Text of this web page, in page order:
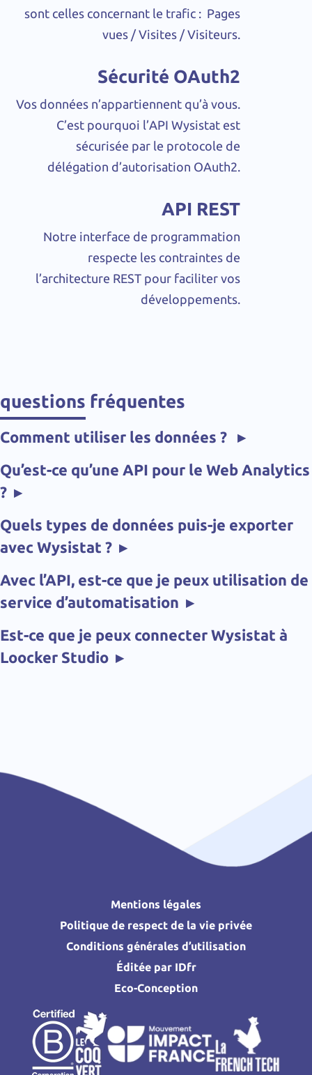
sont celles concernant le trafic : Pages
vues / Visites / Visiteurs.
Sécurité OAuth2
Vos données n’appartiennent qu’à vous.
C’est pourquoi l’API Wysistat est
sécurisée par le protocole de
délégation d’autorisation OAuth2.
API REST
Notre interface de programmation
respecte les contraintes de
l’architecture REST pour faciliter vos
développements.
questions fréquentes
Comment utiliser les données ? ▸
Qu’est-ce qu’une API pour le Web Analytics
? ▸
Quels types de données puis-je exporter
avec Wysistat ? ▸
Avec l’API, est-ce que je peux utilisation de
service d’automatisation ▸
Est-ce que je peux connecter Wysistat à
Loocker Studio ▸
Mentions légales
Politique de respect de la vie privée
Conditions générales d’utilisation
Éditée par IDfr
Eco-Conception